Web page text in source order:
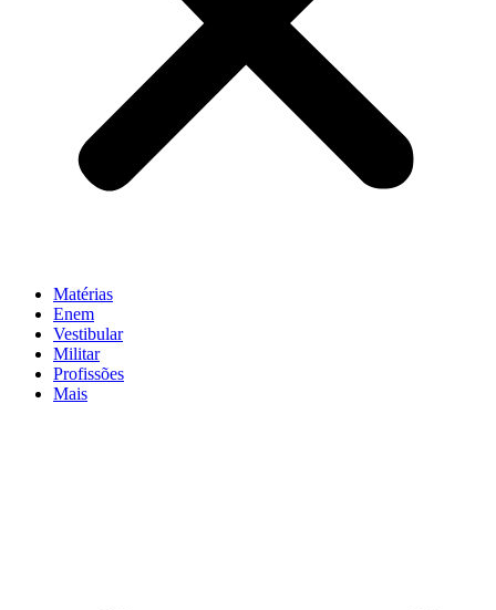
Matérias
Enem
Vestibular
Militar
Profissões
Mais